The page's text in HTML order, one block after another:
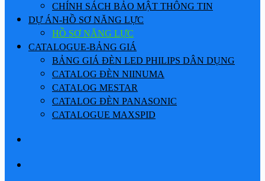
CHÍNH SÁCH BẢO MẬT THÔNG TIN
DỰ ÁN-HỒ SƠ NĂNG LỰC
HỒ SƠ NĂNG LỰC
CATALOGUE-BẢNG GIÁ
BẢNG GIÁ ĐÈN LED PHILIPS DÂN DỤNG
CATALOG ĐÈN NIINUMA
CATALOG MESTAR
CATALOG ĐÈN PANASONIC
CATALOGUE MAXSPID